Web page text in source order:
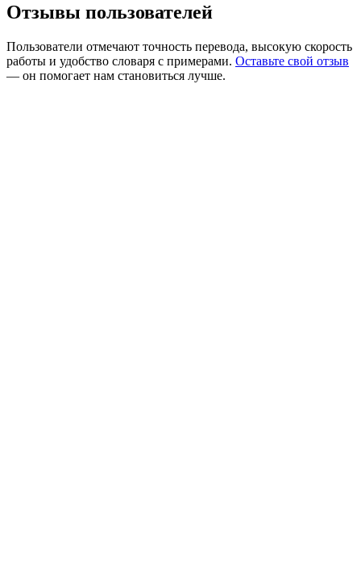
Отзывы пользователей
Пользователи отмечают точность перевода, высокую скорость
работы и удобство словаря с примерами. Оставьте свой отзыв
— он помогает нам становиться лучше.